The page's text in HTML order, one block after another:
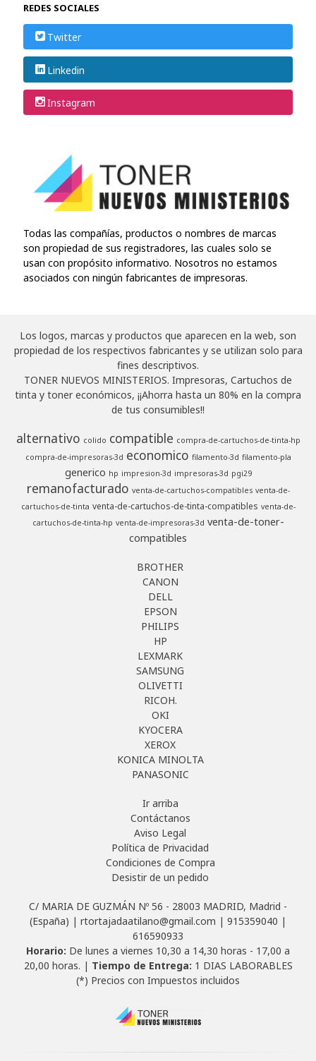
REDES SOCIALES
Twitter
Linkedin
Instagram
Todas las compañías, productos o nombres de marcas
son propiedad de sus registradores, las cuales solo se
usan con propósito informativo. Nosotros no estamos
asociados con ningún fabricantes de impresoras.
Los logos, marcas y productos que aparecen en la web, son
propiedad de los respectivos fabricantes y se utilizan solo para
fines descriptivos.
TONER NUEVOS MINISTERIOS. Impresoras, Cartuchos de
tinta y toner económicos, ¡¡Ahorra hasta un 80% en la compra
de tus consumibles!!
alternativo colido compatible compra-de-cartuchos-de-tinta-hp
compra-de-impresoras-3d economico filamento-3d filamento-pla
generico hp impresion-3d impresoras-3d pgi29
remanofacturado venta-de-cartuchos-compatibles venta-de-
cartuchos-de-tinta venta-de-cartuchos-de-tinta-compatibles venta-de-
cartuchos-de-tinta-hp venta-de-impresoras-3d venta-de-toner-
compatibles
BROTHER
CANON
DELL
EPSON
PHILIPS
HP
LEXMARK
SAMSUNG
OLIVETTI
RICOH.
OKI
KYOCERA
XEROX
KONICA MINOLTA
PANASONIC
Ir arriba
Contáctanos
Aviso Legal
Política de Privacidad
Condiciones de Compra
Desistir de un pedido
C/ MARIA DE GUZMÁN Nº 56 - 28003 MADRID, Madrid -
(España) | rtortajadaatilano@gmail.com | 915359040 |
616590933
Horario: De lunes a viernes 10,30 a 14,30 horas - 17,00 a
20,00 horas. | Tiempo de Entrega: 1 DIAS LABORABLES
(*) Precios con Impuestos incluidos